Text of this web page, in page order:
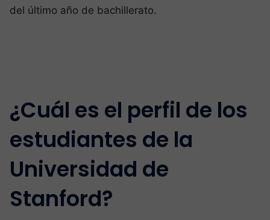
del último año de bachillerato.
¿Cuál es el perfil de los
estudiantes de la
Universidad de
Stanford?